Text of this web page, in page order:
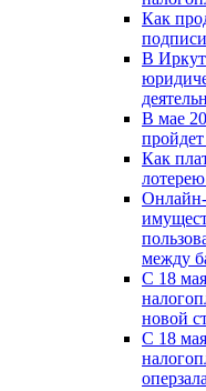
Как
В
В мае
Как
между
С 18
новой
С 18